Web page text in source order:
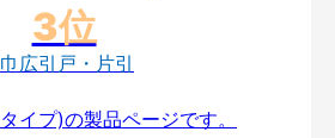
巾広引戸・片引